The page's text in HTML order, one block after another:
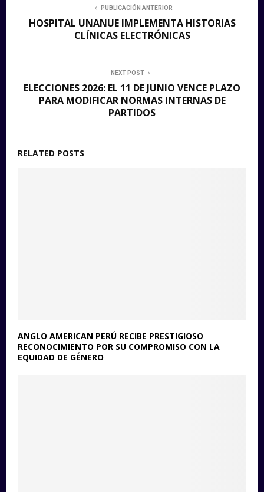
PUBLICACIÓN ANTERIOR
HOSPITAL UNANUE IMPLEMENTA HISTORIAS
CLÍNICAS ELECTRÓNICAS
NEXT POST
ELECCIONES 2026: EL 11 DE JUNIO VENCE PLAZO
PARA MODIFICAR NORMAS INTERNAS DE
PARTIDOS
RELATED POSTS
ANGLO AMERICAN PERÚ RECIBE PRESTIGIOSO
RECONOCIMIENTO POR SU COMPROMISO CON LA
EQUIDAD DE GÉNERO